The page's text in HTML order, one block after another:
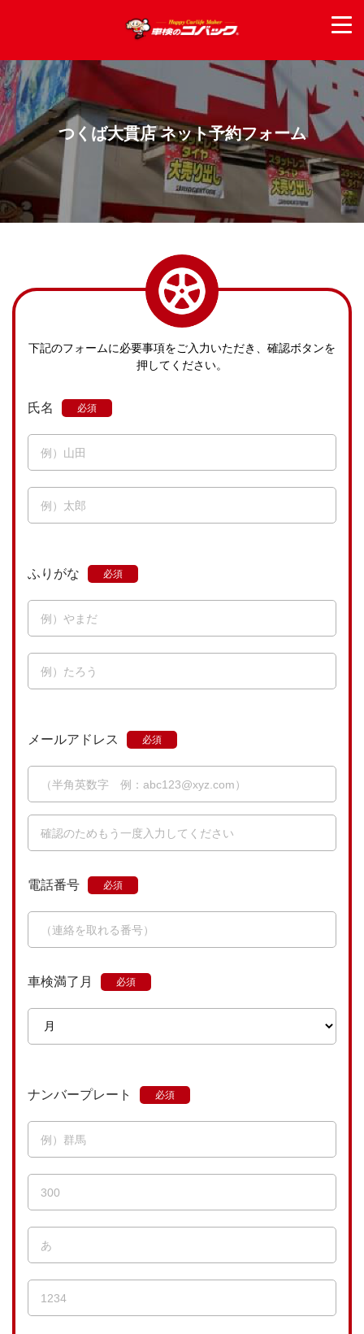
つくば大貫店 ネット予約フォーム
下記のフォームに必要事項をご入力いただき、確認ボタンを
押してください。
氏名
ふりがな
メールアドレス
電話番号
車検満了月
ナンバープレート